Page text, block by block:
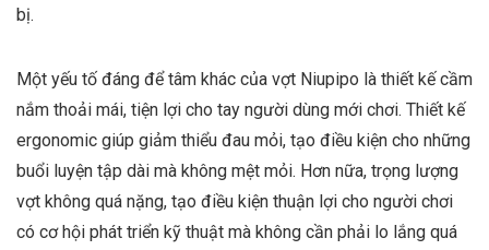
bị.
Một yếu tố đáng để tâm khác của vợt Niupipo là thiết kế cầm
nắm thoải mái, tiện lợi cho tay người dùng mới chơi. Thiết kế
ergonomic giúp giảm thiểu đau mỏi, tạo điều kiện cho những
buổi luyện tập dài mà không mệt mỏi. Hơn nữa, trọng lượng
vợt không quá nặng, tạo điều kiện thuận lợi cho người chơi
có cơ hội phát triển kỹ thuật mà không cần phải lo lắng quá